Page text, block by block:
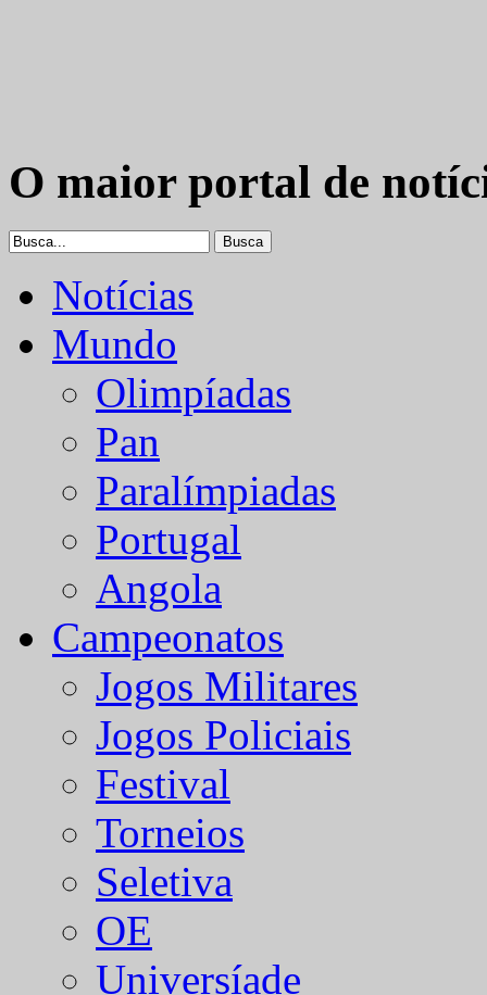
O maior portal de
Notícias
Mundo
Olimpíadas
Pan
Paralímpiadas
Portugal
Angola
Campeonatos
Jogos Militares
Jogos Policiais
Festival
Torneios
Seletiva
OE
Universíade